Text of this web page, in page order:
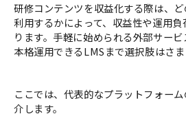
研修コンテンツを収益化する際は、
利用するかによって、収益性や運用
ります。手軽に始められる外部サー
本格運用できるLMSまで選択肢はさま
ここでは、代表的なプラットフォー
介します。